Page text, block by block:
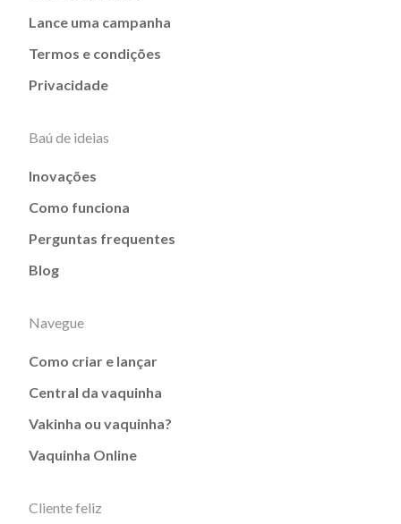
Lance uma campanha
Termos e condições
Privacidade
Baú de ideias
Inovações
Como funciona
Perguntas frequentes
Blog
Navegue
Como criar e lançar
Central da vaquinha
Vakinha ou vaquinha?
Vaquinha Online
Cliente feliz